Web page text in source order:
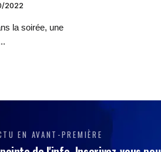
2022
la soirée, une
EN AVANT-PREMIÈRE